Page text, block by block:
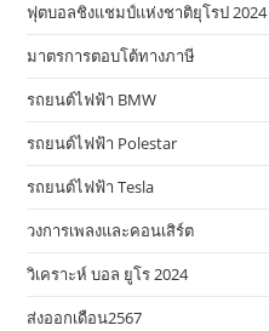
ฟุตบอลชิงแชมป์แห่งชาติยุโรป 2024
มาตรการตอบโต้ทางภาษี
รถยนต์ไฟฟ้า BMW
รถยนต์ไฟฟ้า Polestar
รถยนต์ไฟฟ้า Tesla
วงการเพลงและคอนเสิร์ต
วิเคราะห์ บอล ยูโร 2024
ส่งออกเดือน2567